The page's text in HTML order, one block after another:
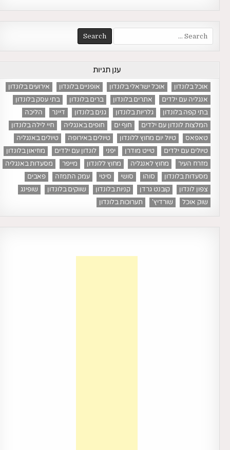
Search
ענן תגיות
אוכל בלונדון אוכל ישראלי בלונדון אופניים בלונדון
אירועים בלונדון
אנגליה עם ילדים
אתרים בלונדון ברים בלונדון
בתי עסק בלונדון
בתי קפה בלונדון
גלריות בלונדון גנים בלונדון דיינר
הליכה
המלצות לונדון עם ילדים
חוף ים חופים באנגליה
חיי לילה בלונדון
טאפאס
טיול יום מחוץ ללונדון טיולים באירופה
טיולים באנגליה
טיולים עם ילדים
טייט מודרן יפני לונדון עם ילדים
מוזיאון בלונדון
מזרח העיר
מחוץ לאנגליה מחוץ ללונדון מייפר
מסעדות באנגליה
מסעדות בלונדון
סוהו סושי סיטי עמק התמזה
פאבים
צפון לונדון
קובנט גרדן קניות בלונדון שווקים בלונדון
שופינג
שוק אוכל
שורדיץ' תערוכות בלונדון